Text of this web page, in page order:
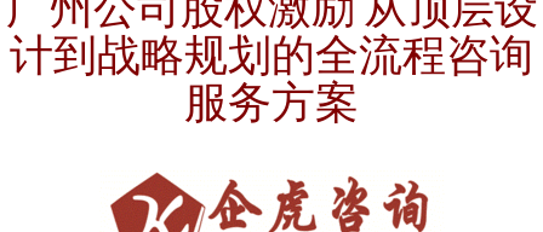
计到战略规划的全流程咨询
服务方案